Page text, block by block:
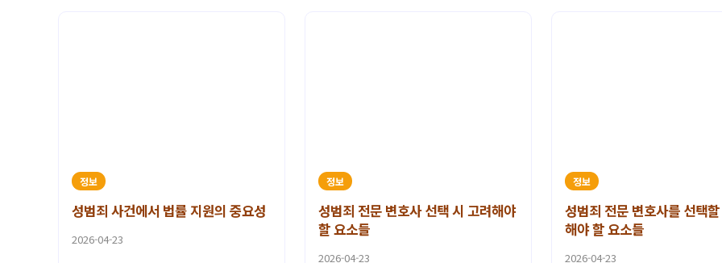
정보
성범죄 사건에서 법률 지원의 중요성
2026-04-23
정보
성범죄 전문 변호사 선택 시 고려해야
할 요소들
2026-04-23
정보
성범죄 전문 변호사를 선택
해야 할 요소들
2026-04-23